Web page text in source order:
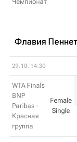
Флавия
29.10, 14:30
WTA Finals
BNP
Paribas -
Красная
группа
Female
Single